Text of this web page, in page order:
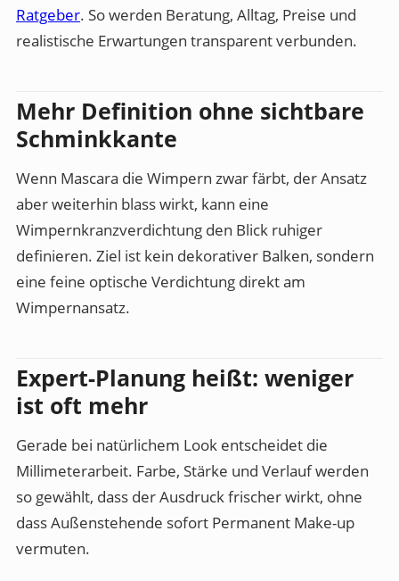
Ratgeber. So werden Beratung, Alltag, Preise und
realistische Erwartungen transparent verbunden.
Mehr Definition ohne sichtbare
Schminkkante
Wenn Mascara die Wimpern zwar färbt, der Ansatz
aber weiterhin blass wirkt, kann eine
Wimpernkranzverdichtung den Blick ruhiger
definieren. Ziel ist kein dekorativer Balken, sondern
eine feine optische Verdichtung direkt am
Wimpernansatz.
Expert-Planung heißt: weniger
ist oft mehr
Gerade bei natürlichem Look entscheidet die
Millimeterarbeit. Farbe, Stärke und Verlauf werden
so gewählt, dass der Ausdruck frischer wirkt, ohne
dass Außenstehende sofort Permanent Make-up
vermuten.